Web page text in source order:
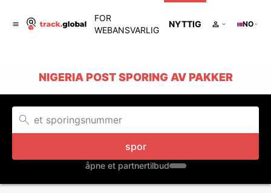
FOR
WEBANSVARLIG
NYTTIG NO
NIGERIA POST SPORING AV PAKKER
spor
åpne et partnertilbud